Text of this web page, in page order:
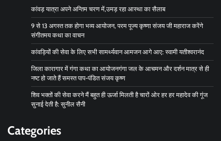
कांवड़ यात्रा अपने अन्तिम चरण में,उमड़ रहा आस्था का सैलाब
9 से 13 अगस्त तक होगा भव्य आयोजन, परम पूज्य कृष्णा संजय जी महाराज करेंगे
संगीतमय कथा का वाचन
कांवड़ियों की सेवा के लिए सभी सामर्थ्यवान आमजन आगे आए: स्वामी यतीश्वरानंद
जिला कारागार में गंगा कथा का आयोजनगंगा जल के आचमन और दर्शन मात्र से ही
नष्ट हो जाते हैं समस्त पाप-पंडित संजय कृष्ण
शिव भक्तों की सेवा करने मैं बहुत ही ऊर्जा मिलती है चारों ओर हर हर महादेव की गूंज
सुनाई देती है: सुनील सैनी
Categories